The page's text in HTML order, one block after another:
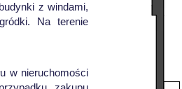
z windami,
Na terenie
w nieruchomości